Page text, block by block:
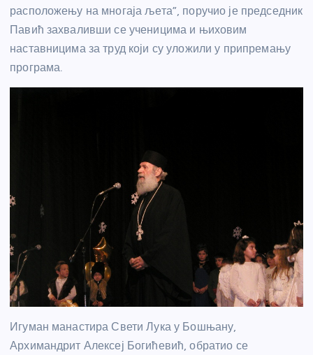
расположењу на многаја љета”, поручио је председник
Павић захваливши се ученицима и њиховим
наставницима за труд који су уложили у припремању
програма.
Игуман манастира Свети Лука у Бошњану,
Архимандрит Алексеј Богићевић, обратио се